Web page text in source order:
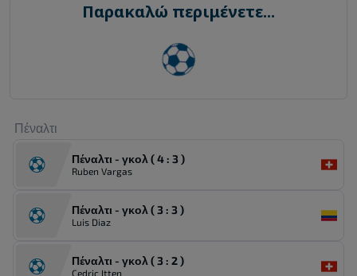
Παρακαλώ περιμένετε...
Πέναλτι
Πέναλτι - γκολ ( 4 : 3 )
Ruben Vargas
Πέναλτι - γκολ ( 3 : 3 )
Luis Diaz
Πέναλτι - γκολ ( 3 : 2 )
Cedric Itten